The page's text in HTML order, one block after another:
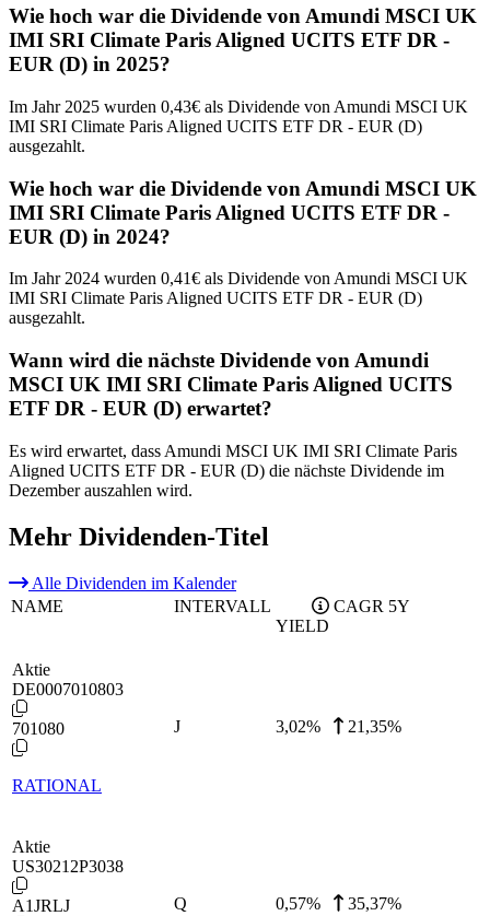
Wie hoch war die Dividende von Amundi MSCI UK
IMI SRI Climate Paris Aligned UCITS ETF DR -
EUR (D) in 2025?
Im Jahr 2025 wurden 0,43€ als Dividende von Amundi MSCI UK
IMI SRI Climate Paris Aligned UCITS ETF DR - EUR (D)
ausgezahlt.
Wie hoch war die Dividende von Amundi MSCI UK
IMI SRI Climate Paris Aligned UCITS ETF DR -
EUR (D) in 2024?
Im Jahr 2024 wurden 0,41€ als Dividende von Amundi MSCI UK
IMI SRI Climate Paris Aligned UCITS ETF DR - EUR (D)
ausgezahlt.
Wann wird die nächste Dividende von Amundi
MSCI UK IMI SRI Climate Paris Aligned UCITS
ETF DR - EUR (D) erwartet?
Es wird erwartet, dass Amundi MSCI UK IMI SRI Climate Paris
Aligned UCITS ETF DR - EUR (D) die nächste Dividende im
Dezember auszahlen wird.
Mehr Dividenden-Titel
Alle Dividenden im Kalender
NAME
INTERVALL
YIELD
CAGR 5Y
Aktie
DE0007010803
701080
RATIONAL
J 3,02% 21,35%
Aktie
US30212P3038
A1JRLJ Q 0,57% 35,37%